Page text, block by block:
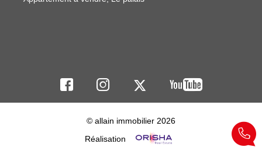
© allain immobilier 2026
Réalisation